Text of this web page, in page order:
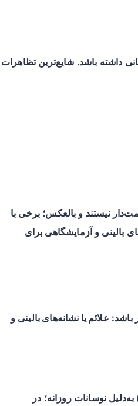
داشته باشد. شایع‌ترین تظاهرات
نیستند و بالعکس؛ برخی با
بالینی و آزمایشگاهی برای
علائم یا نشانه‌های بالینی و
صبح (بین ساعت ۷ تا ۱۰) به‌دلیل نوسانات روزانه؛ در